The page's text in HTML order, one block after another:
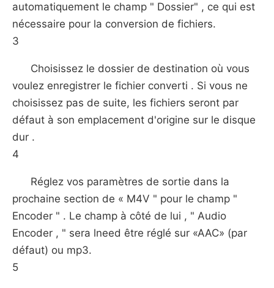
automatiquement le champ " Dossier" , ce qui est
nécessaire pour la conversion de fichiers.
3
Choisissez le dossier de destination où vous
voulez enregistrer le fichier converti . Si vous ne
choisissez pas de suite, les fichiers seront par
défaut à son emplacement d'origine sur le disque
dur .
4
Réglez vos paramètres de sortie dans la
prochaine section de « M4V ​​" pour le champ "
Encoder " . Le champ à côté de lui , " Audio
Encoder , " sera lneed être réglé sur «AAC» (par
défaut) ou mp3.
5